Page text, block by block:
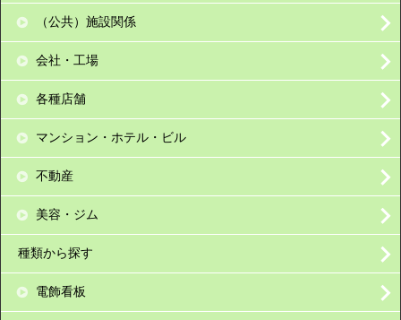
（公共）施設関係
会社・工場
各種店舗
マンション・ホテル・ビル
不動産
美容・ジム
種類から探す
電飾看板